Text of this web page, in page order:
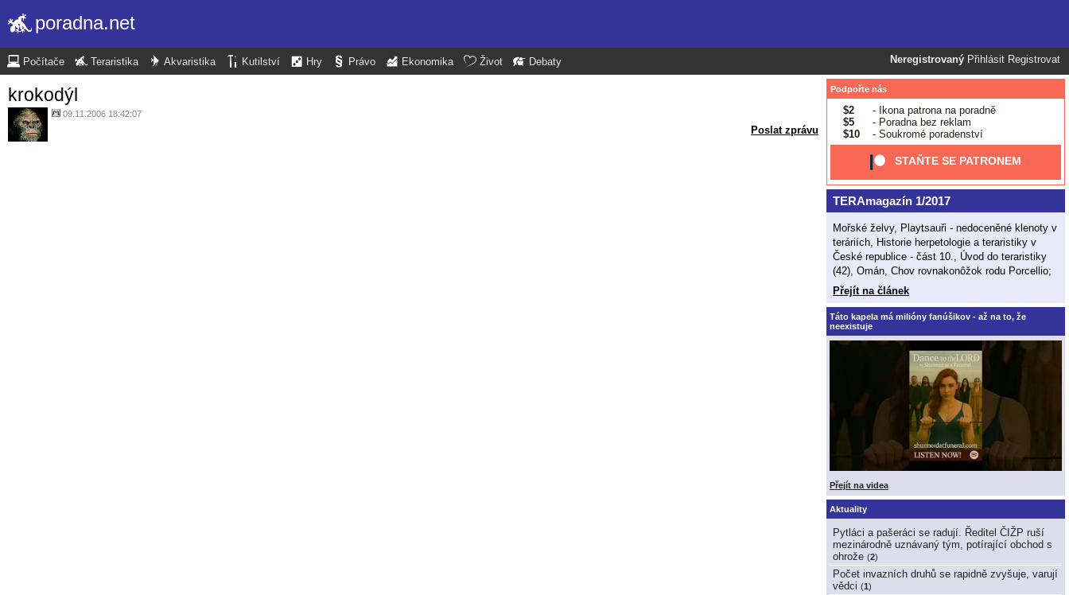
poradna.net
Neregistrovaný Přihlásit Registrovat
Počítače Teraristika Akvaristika Kutilství Hry Právo Ekonomika Život Debaty
krokodýl
09.11.2006 18:42:07
Poslat zprávu
Podpořte nás
$2
- Ikona patrona na poradně
$5
- Poradna bez reklam
$10
- Soukromé poradenství
STAŇTE SE PATRONEM
TERAmagazín 1/2017
Mořské želvy, Playtsauři - nedoceněné klenoty v
teráriích, Historie herpetologie a teraristiky v
České republice - část 10., Úvod do teraristiky
(42), Omán, Chov rovnakonôžok rodu Porcellio;
Přejít na článek
Táto kapela má milióny fanúšikov - až na to, že
neexistuje
Přejít na videa
Aktuality
Pytláci a pašeráci se radují. Ředitel ČIŽP ruší
mezinárodně uznávaný tým, potírající obchod s
ohrože (2)
Počet invazních druhů se rapidně zvyšuje, varují
vědci (1)